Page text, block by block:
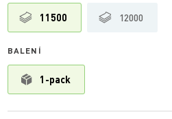
11500 12000
BALENÍ
1-pack